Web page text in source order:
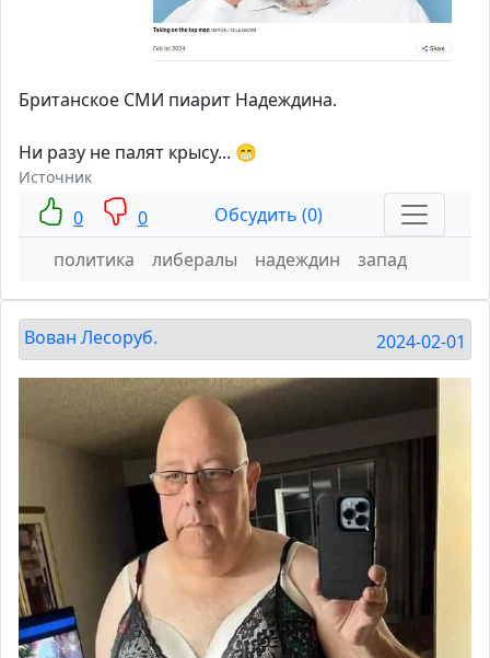
Британское СМИ пиарит Надеждина.
Ни разу не палят крысу... 😁
Источник
0 0
Обсудить (0)
политика
либералы надеждин запад
Вован Лесоруб. 2024-02-01